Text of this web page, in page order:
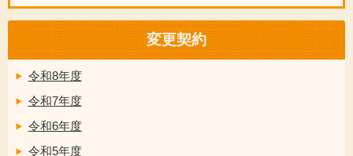
変更契約
令和8年度
令和7年度
令和6年度
令和5年度